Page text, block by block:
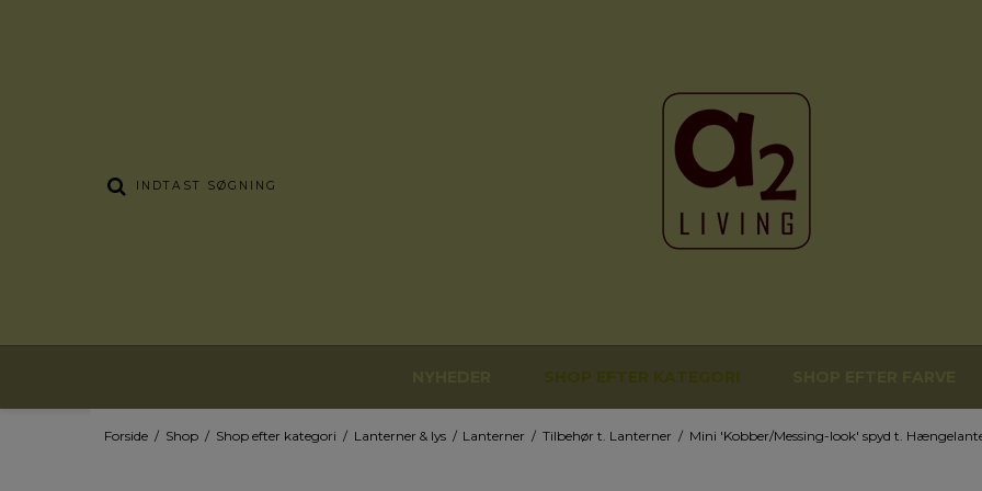
SHOP EFTER KATEGORI
Forside / Shop / Shop efter kategori / Lanterner & lys / Lanterner / Tilbehør t. Lanterner / Mini 'Kobber/Messing-look' spyd t.